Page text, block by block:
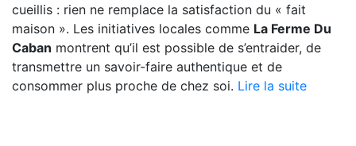
cueillis : rien ne remplace la satisfaction du « fait
maison ». Les initiatives locales comme La Ferme Du
Caban montrent qu’il est possible de s’entraider, de
transmettre un savoir-faire authentique et de
consommer plus proche de chez soi. Lire la suite